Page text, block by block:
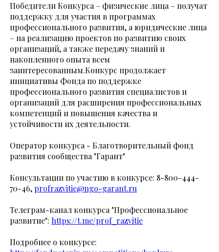
Победители Конкурса – физические лица – получат
поддержку для участия в программах
профессионального развития, а юридические лица
– на реализацию проектов по развитию своих
организаций, а также передачу знаний и
накопленного опыта всем
заинтересованным.Конкурс продолжает
инициативы Фонда по поддержке
профессионального развития специалистов и
организаций для расширения профессиональных
компетенций и повышения качества и
устойчивости их деятельности.
Оператор конкурса - Благотворительный фонд
развития сообщества "Гарант"
Консультации по участию в конкурсе: 8-800-444-
70-46, profrazvitie@ngo-garant.ru
Телеграм-канал конкурса "Профессиональное
развитие": https://t.me/prof_razvitie
Подробнее о конкурсе: